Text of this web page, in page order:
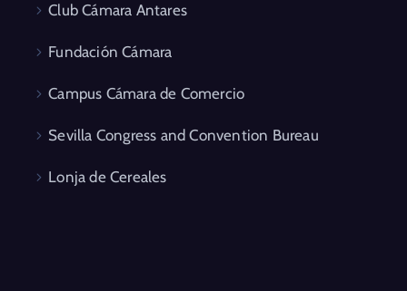
Club Cámara Antares
Fundación Cámara
Campus Cámara de Comercio
Sevilla Congress and Convention Bureau
Lonja de Cereales